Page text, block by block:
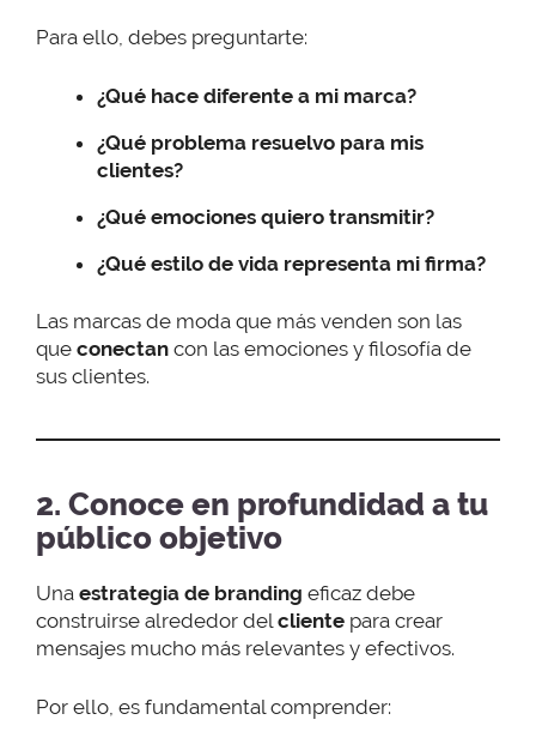
Para ello, debes preguntarte:
¿Qué hace diferente a mi marca?
¿Qué problema resuelvo para mis
clientes?
¿Qué emociones quiero transmitir?
¿Qué estilo de vida representa mi firma?
Las marcas de moda que más venden son las
que conectan con las emociones y filosofía de
sus clientes.
2. Conoce en profundidad a tu
público objetivo
Una estrategia de branding eficaz debe
construirse alrededor delcliente para crear
mensajes mucho más relevantes y efectivos.
Por ello, es fundamental comprender: